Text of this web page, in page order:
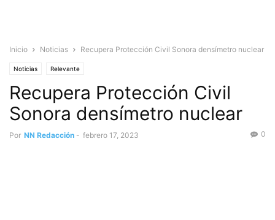
Inicio Noticias Recupera Protección Civil Sonora densímetro nuclear
Noticias Relevante
Recupera Protección Civil
Sonora densímetro nuclear
Por NN Redacción - febrero 17, 2023 0